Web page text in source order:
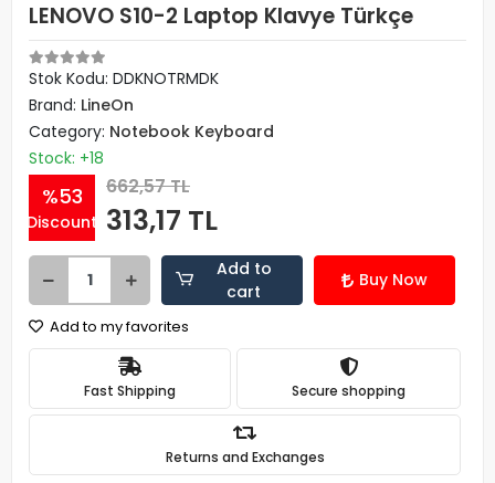
LENOVO S10-2 Laptop Klavye Türkçe
Stok Kodu: DDKNOTRMDK
Brand: LineOn
Category: Notebook Keyboard
Stock: +18
%53
Discount
662,57 TL
313,17 TL
Add to
cart
Buy Now
Add to my favorites
Fast Shipping Secure shopping
Returns and Exchanges